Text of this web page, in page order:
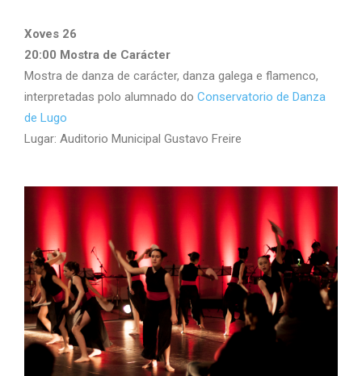
Xoves 26
20:00 Mostra de Carácter
Mostra de danza de carácter, danza galega e flamenco,
interpretadas polo alumnado do Conservatorio de Danza
de Lugo
Lugar: Auditorio Municipal Gustavo Freire